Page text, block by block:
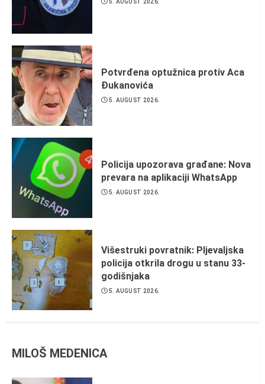
5. AUGUST 2026.
Potvrđena optužnica protiv Aca
Đukanovića
5. AUGUST 2026.
Policija upozorava građane: Nova
prevara na aplikaciji WhatsApp
5. AUGUST 2026.
Višestruki povratnik: Pljevaljska
policija otkrila drogu u stanu 33-
godišnjaka
5. AUGUST 2026.
MILOŠ MEDENICA